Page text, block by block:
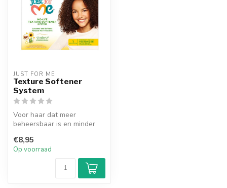
JUST FOR ME
Texture Softener
System
Voor haar dat meer
beheersbaar is en minder
systeem ...
€8,95
Op voorraad